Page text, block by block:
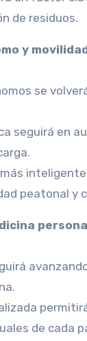
de residuos.
y
se
seguirá en
peatonal y
de cada